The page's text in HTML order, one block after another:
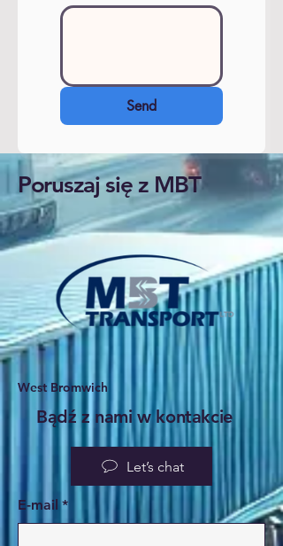
Send
Poruszaj się z MBT
West Bromwich
Bądź z nami w kontakcie
Let’s chat
E-mail *